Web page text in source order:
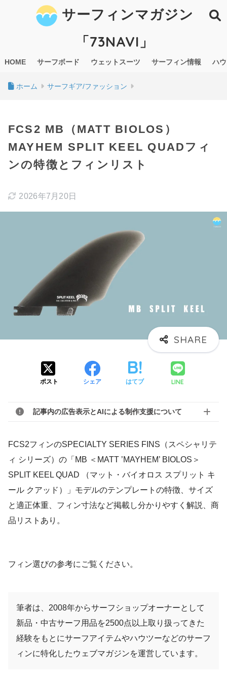
サーフィンマガジン
「73NAVI」
HOME サーフボード ウェットスーツ サーフィン情報 ハ
ホーム サーフギア/ファッション
FCS2 MB（MATT BIOLOS）
MAYHEM SPLIT KEEL QUADフィ
ンの特徴とフィンリスト
2026年7月20日
ポスト シェア はてブ LINE
記事内の広告表示とAIによる制作支援について
FCS2フィンのSPECIALTY SERIES FINS（スペシャリテ
ィ シリーズ）の「MB ＜MATT ’MAYHEM’ BIOLOS＞
SPLIT KEEL QUAD （マット・バイオロス スプリット キ
ール クアッド）」モデルのテンプレートの特徴、サイズ
と適正体重、フィン寸法など掲載し分かりやすく解説、商
品リストあり。
フィン選びの参考にご覧ください。
筆者は、2008年からサーフショップオーナーとして
新品・中古サーフ用品を2500点以上取り扱ってきた
経験をもとにサーフアイテムやハウツーなどのサーフ
ィンに特化したウェブマガジンを運営しています。